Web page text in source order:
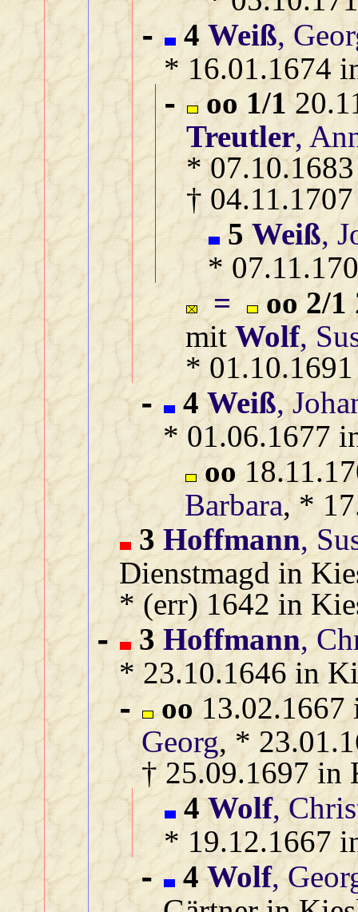
- 4 Weiß,
* 16.01.1674
- oo 1/1
Treutler,
*
†
5 Weiß,
*
=
oo 2/1
mitWolf,
*
- 4 Weiß,
* 01.06.1677
oo
Barbara, *
3 Hoffmann,
Dienstmagd in
* (err) 1642 in
- 3 Hoffmann,
* 23.10.1646 in
- oo13.02.1667
Georg, *
† 25.09.1697 in
4 Wolf,
* 19.12.1667
- 4 Wolf,